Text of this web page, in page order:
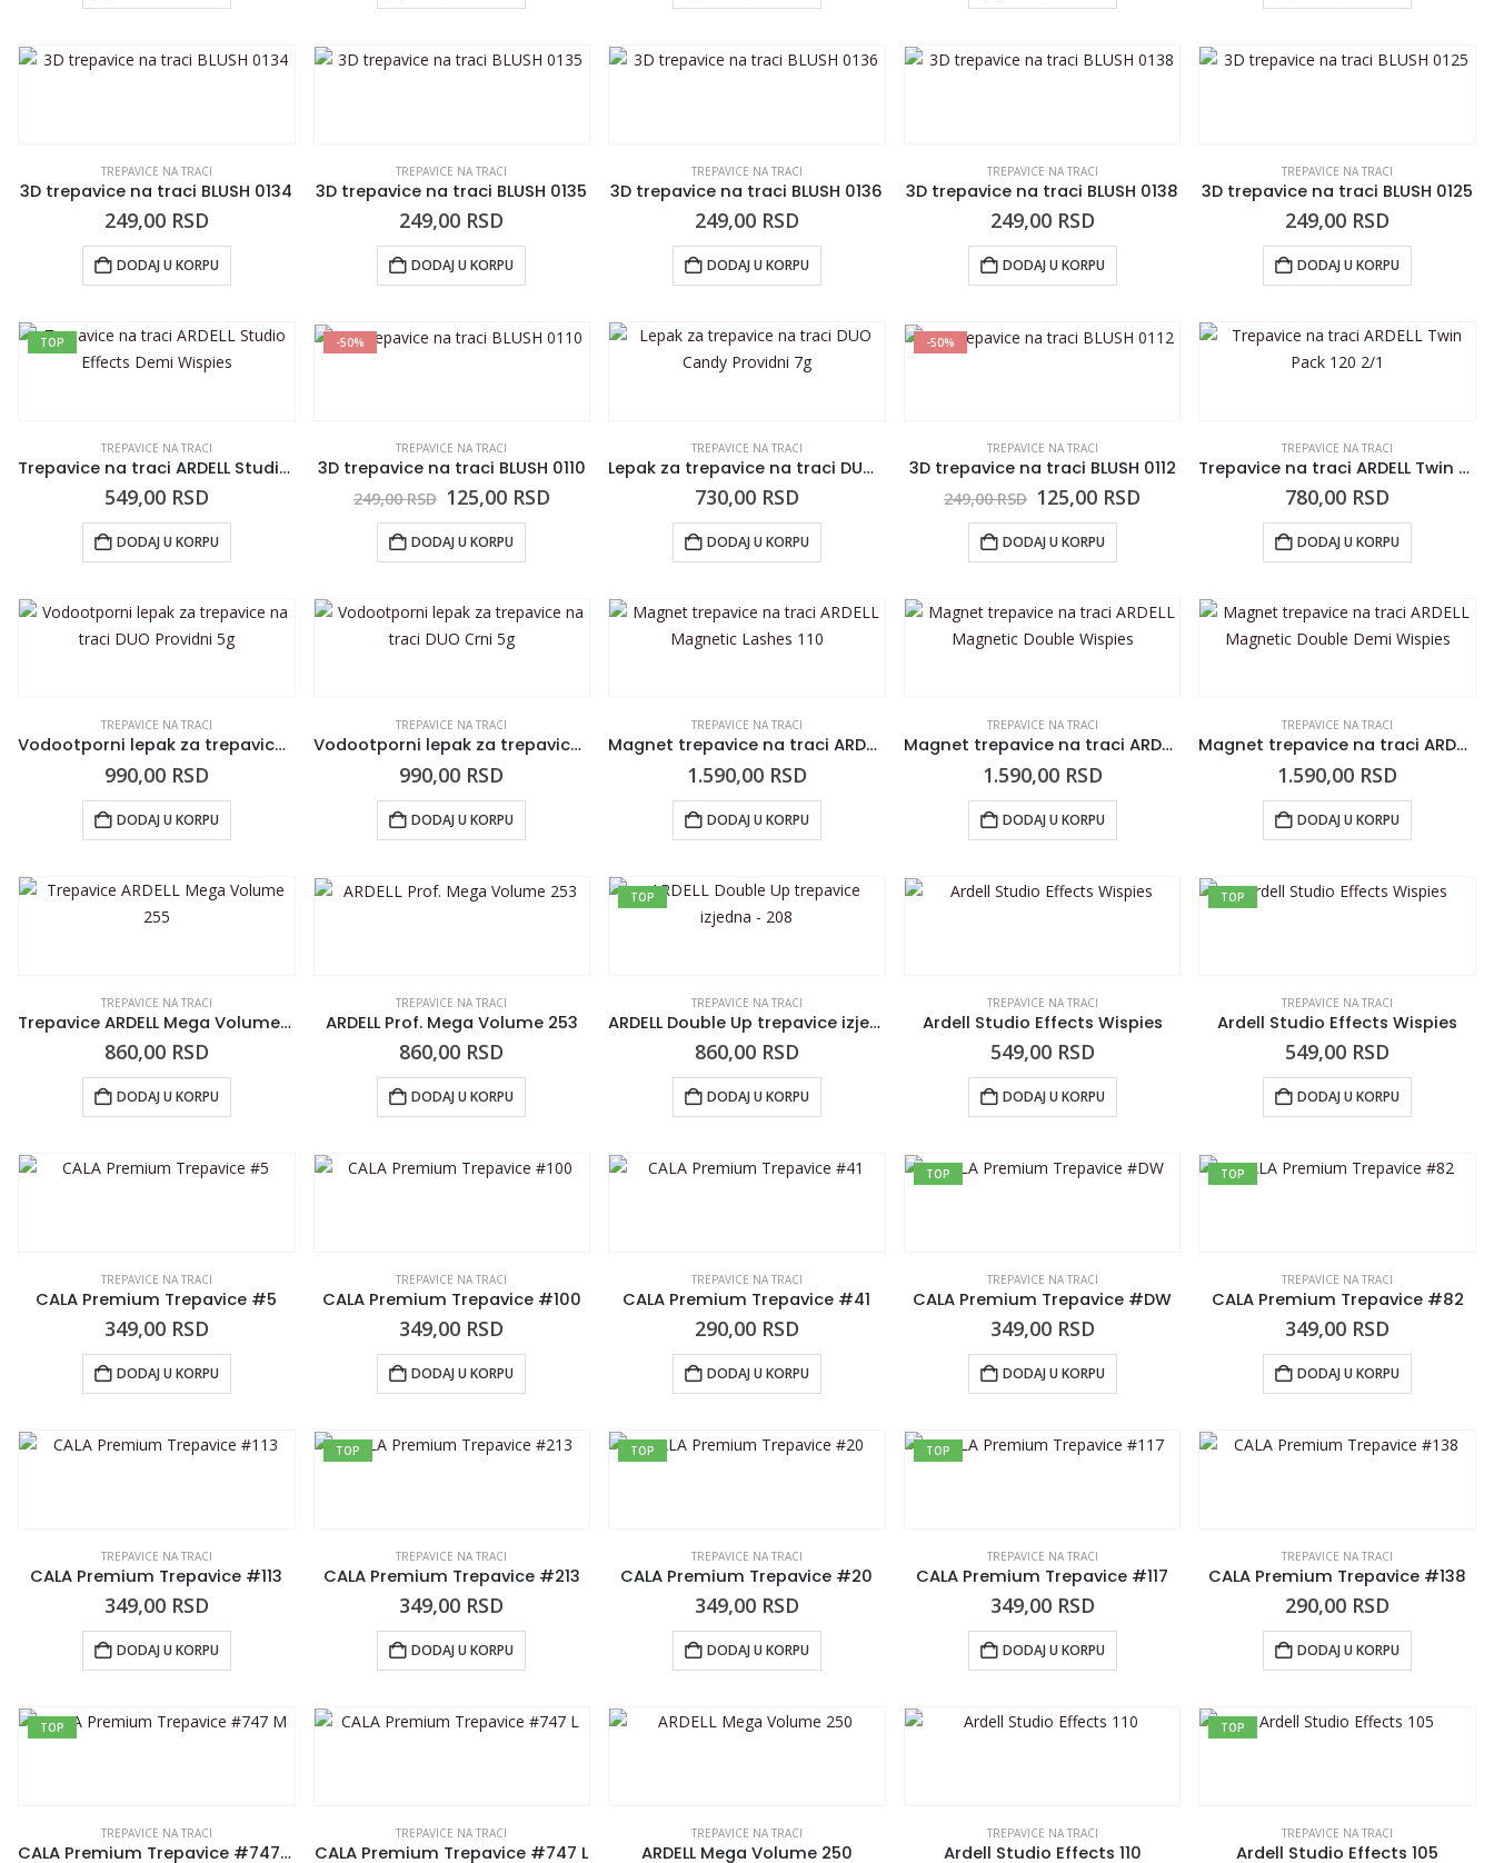
TREPAVICE NA TRACI
3D trepavice na traci BLUSH 0134
249,00 RSD
DODAJ U KORPU
TREPAVICE NA TRACI
3D trepavice na traci BLUSH 0135
249,00 RSD
DODAJ U KORPU
TREPAVICE NA TRACI
3D trepavice na traci BLUSH 0136
249,00 RSD
DODAJ U KORPU
TREPAVICE NA TRACI
3D trepavice na traci BLUSH 0138
249,00 RSD
DODAJ U KORPU
TREPAVICE NA TRACI
3D trepavice na traci BLUSH 0125
249,00 RSD
DODAJ U KORPU
TOP
TREPAVICE NA TRACI
Trepavice na traci ARDELL Studio Effects Demi Wispies
549,00 RSD
DODAJ U KORPU
-50%
TREPAVICE NA TRACI
3D trepavice na traci BLUSH 0110
249,00RSD 125,00 RSD
DODAJ U KORPU
TREPAVICE NA TRACI
Lepak za trepavice na traci DUO Candy Providni 7g
730,00 RSD
DODAJ U KORPU
-50%
TREPAVICE NA TRACI
3D trepavice na traci BLUSH 0112
249,00RSD 125,00 RSD
DODAJ U KORPU
TREPAVICE NA TRACI
Trepavice na traci ARDELL Twin Pack 120 2/1
780,00 RSD
DODAJ U KORPU
TREPAVICE NA TRACI
Vodootporni lepak za trepavice na traci DUO Providni 5g
990,00 RSD
DODAJ U KORPU
TREPAVICE NA TRACI
Vodootporni lepak za trepavice na traci DUO Crni 5g
990,00 RSD
DODAJ U KORPU
TREPAVICE NA TRACI
Magnet trepavice na traci ARDELL Magnetic Lashes 110
1.590,00 RSD
DODAJ U KORPU
TREPAVICE NA TRACI
Magnet trepavice na traci ARDELL Magnetic Double Wispies
1.590,00 RSD
DODAJ U KORPU
TREPAVICE NA TRACI
Magnet trepavice na traci ARDELL Magnetic Double Demi Wispies
1.590,00 RSD
DODAJ U KORPU
TREPAVICE NA TRACI
Trepavice ARDELL Mega Volume 255
860,00 RSD
DODAJ U KORPU
TREPAVICE NA TRACI
ARDELL Prof. Mega Volume 253
860,00 RSD
DODAJ U KORPU
TOP
TREPAVICE NA TRACI
ARDELL Double Up trepavice izjedna – 208
860,00 RSD
DODAJ U KORPU
TREPAVICE NA TRACI
Ardell Studio Effects Wispies
549,00 RSD
DODAJ U KORPU
TOP
TREPAVICE NA TRACI
Ardell Studio Effects Wispies
549,00 RSD
DODAJ U KORPU
TREPAVICE NA TRACI
CALA Premium Trepavice #5
349,00 RSD
DODAJ U KORPU
TREPAVICE NA TRACI
CALA Premium Trepavice #100
349,00 RSD
DODAJ U KORPU
TREPAVICE NA TRACI
CALA Premium Trepavice #41
290,00 RSD
DODAJ U KORPU
TOP
TREPAVICE NA TRACI
CALA Premium Trepavice #DW
349,00 RSD
DODAJ U KORPU
TOP
TREPAVICE NA TRACI
CALA Premium Trepavice #82
349,00 RSD
DODAJ U KORPU
TREPAVICE NA TRACI
CALA Premium Trepavice #113
349,00 RSD
DODAJ U KORPU
TOP
TREPAVICE NA TRACI
CALA Premium Trepavice #213
349,00 RSD
DODAJ U KORPU
TOP
TREPAVICE NA TRACI
CALA Premium Trepavice #20
349,00 RSD
DODAJ U KORPU
TOP
TREPAVICE NA TRACI
CALA Premium Trepavice #117
349,00 RSD
DODAJ U KORPU
TREPAVICE NA TRACI
CALA Premium Trepavice #138
290,00 RSD
DODAJ U KORPU
TOP
TREPAVICE NA TRACI
CALA Premium Trepavice #747 M
TREPAVICE NA TRACI
CALA Premium Trepavice #747 L
TREPAVICE NA TRACI
ARDELL Mega Volume 250
TREPAVICE NA TRACI
Ardell Studio Effects 110
TOP
TREPAVICE NA TRACI
Ardell Studio Effects 105